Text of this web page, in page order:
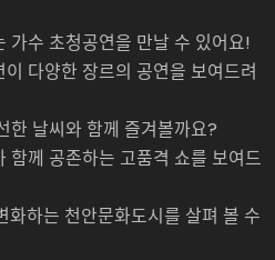
가수 초청공연을 만날 수 있어요!
다양한 장르의 공연을 보여드려
한 날씨와 함께 즐겨볼까요?
함께 공존하는 고품격 쇼를 보여드
하는 천안문화도시를 살펴 볼 수